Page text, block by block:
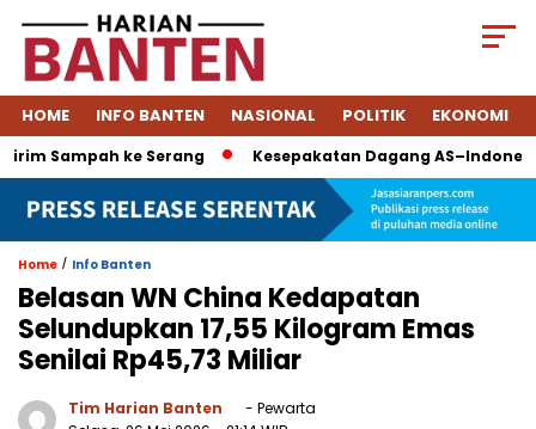
HOME INFO BANTEN NASIONAL POLITIK EKONOMI
Sampah ke Serang Kesepakatan Dagang AS–Indonesia:
Home / Info Banten
Belasan WN China Kedapatan
Selundupkan 17,55 Kilogram Emas
Senilai Rp45,73 Miliar
Tim Harian Banten
- Pewarta